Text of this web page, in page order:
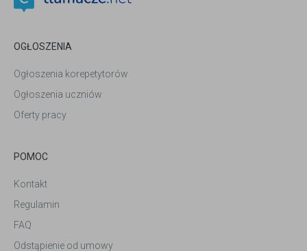
OGŁOSZENIA
Ogłoszenia korepetytorów
Ogłoszenia uczniów
Oferty pracy
POMOC
Kontakt
Regulamin
FAQ
Odstąpienie od umowy